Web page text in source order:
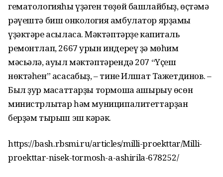
гематологияһы үҙәген төҙөй башлайбыҙ, өҫтәмә
рәүештә биш онкология амбулатор ярҙамы
үҙәктәре асыласаҡ. Мәктәптәрҙе капиталь
ремонтлап, 2667 урын индереү ҙә мөһим
мәсьәлә, ауыл мәктәптәрендә 207 “Үҫеш
нөктәһен” асасаҡбыҙ, – тине Илшат Тажетдинов. –
Был ҙур маҡсаттарҙы тормошҡа ашырыу өсөн
министрлыҡтар һәм муниципалитеттарҙан
берҙәм тырыш эш кәрәк.
https://bash.rbsmi.ru/articles/milli-proekttar/Milli-
proekttar-nisek-tormosh-a-ashirila-678252/